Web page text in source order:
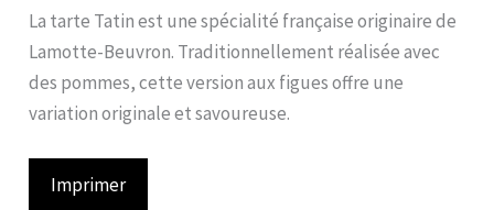
La tarte Tatin est une spécialité française originaire de
Lamotte-Beuvron. Traditionnellement réalisée avec
des pommes, cette version aux figues offre une
variation originale et savoureuse.
Imprimer